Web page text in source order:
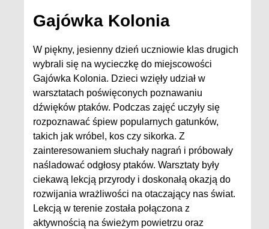
Gajówka Kolonia
W piękny, jesienny dzień uczniowie klas drugich
wybrali się na wycieczkę do miejscowości
Gajówka Kolonia. Dzieci wzięły udział w
warsztatach poświęconych poznawaniu
dźwięków ptaków. Podczas zajęć uczyły się
rozpoznawać śpiew popularnych gatunków,
takich jak wróbel, kos czy sikorka. Z
zainteresowaniem słuchały nagrań i próbowały
naśladować odgłosy ptaków. Warsztaty były
ciekawą lekcją przyrody i doskonałą okazją do
rozwijania wrażliwości na otaczający nas świat.
Lekcją w terenie została połączona z
aktywnością na świeżym powietrzu oraz